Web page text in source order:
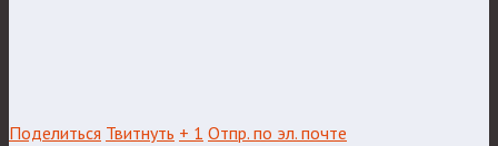
Поделиться Твитнуть + 1 Отпр. по эл. почте